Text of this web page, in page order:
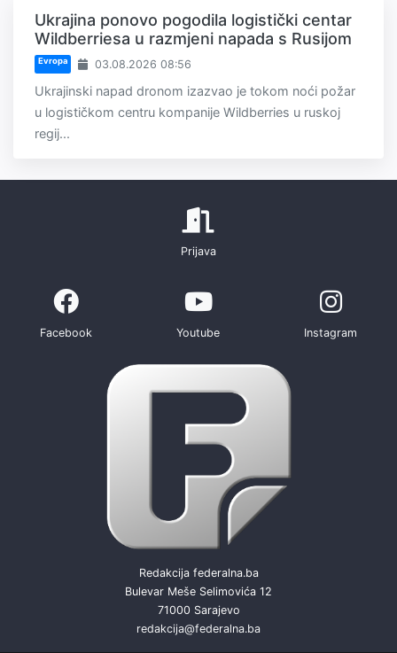
Ukrajina ponovo pogodila logistički centar
Wildberriesa u razmjeni napada s Rusijom
Evropa 03.08.2026 08:56
Ukrajinski napad dronom izazvao je tokom noći požar
u logističkom centru kompanije Wildberries u ruskoj
regij...
Prijava
Facebook Youtube Instagram
Redakcija federalna.ba
Bulevar Meše Selimovića 12
71000 Sarajevo
redakcija@federalna.ba